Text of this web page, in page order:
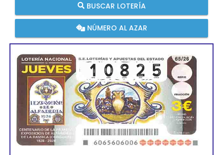
BUSCAR LOTERÍA
NÚMERO AL AZAR